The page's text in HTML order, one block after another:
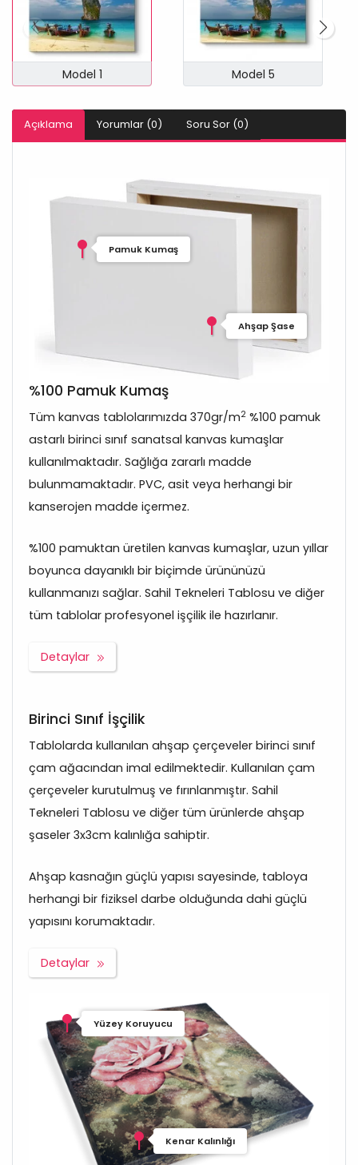
Model 1 Model 5
Açıklama Yorumlar (0) Soru Sor (0)
Pamuk Kumaş
Ahşap Şase
%100 Pamuk Kumaş
Tüm kanvas tablolarımızda 370gr/m2 %100 pamuk
astarlı birinci sınıf sanatsal kanvas kumaşlar
kullanılmaktadır. Sağlığa zararlı madde
bulunmamaktadır. PVC, asit veya herhangi bir
kanserojen madde içermez.
%100 pamuktan üretilen kanvas kumaşlar, uzun yıllar
boyunca dayanıklı bir biçimde ürününüzü
kullanmanızı sağlar. Sahil Tekneleri Tablosu ve diğer
tüm tablolar profesyonel işçilik ile hazırlanır.
Detaylar
Birinci Sınıf İşçilik
Tablolarda kullanılan ahşap çerçeveler birinci sınıf
çam ağacından imal edilmektedir. Kullanılan çam
çerçeveler kurutulmuş ve fırınlanmıştır. Sahil
Tekneleri Tablosu ve diğer tüm ürünlerde ahşap
şaseler 3x3cm kalınlığa sahiptir.
Ahşap kasnağın güçlü yapısı sayesinde, tabloya
herhangi bir fiziksel darbe olduğunda dahi güçlü
yapısını korumaktadır.
Detaylar
Yüzey Koruyucu
Kenar Kalınlığı